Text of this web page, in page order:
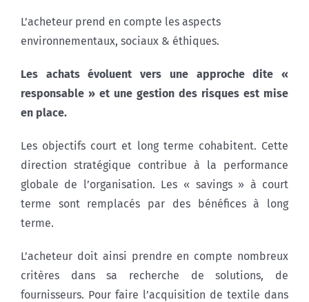
L’acheteur prend en compte les aspects
environnementaux, sociaux & éthiques.
Les achats évoluent vers une approche dite «
responsable » et une gestion des risques est mise
en place.
Les objectifs court et long terme cohabitent. Cette
direction stratégique contribue à la performance
globale de l’organisation. Les « savings » à court
terme sont remplacés par des bénéfices à long
terme.
L’acheteur doit ainsi prendre en compte nombreux
critères dans sa recherche de solutions, de
fournisseurs. Pour faire l’acquisition de textile dans